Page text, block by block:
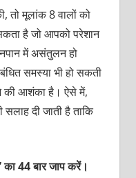
तो मूलांक 8 वालों को
है जो आपको परेशान
में असंतुलन हो
समस्या भी हो सकती
की आशंका है। ऐसे में,
दी जाती है ताकि
का 44 बार जाप करें।